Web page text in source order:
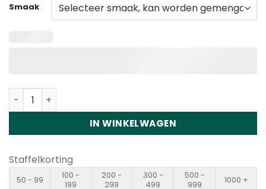
Smaak
Bang King 50000 Puffs Disposable Vape Wholesale
IN WINKELWAGEN
Staffelkorting
50 - 99
100 -
199
200 -
299
300 -
499
500 -
999
1000 +